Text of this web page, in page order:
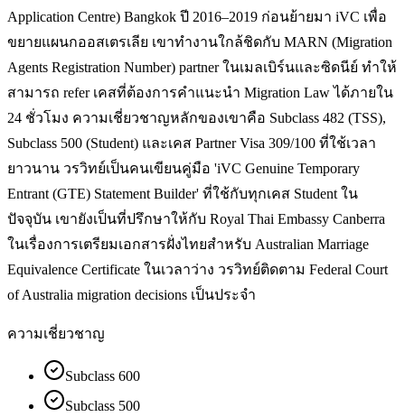
Application Centre) Bangkok ปี 2016–2019 ก่อนย้ายมา iVC เพื่อ
ขยายแผนกออสเตรเลีย เขาทำงานใกล้ชิดกับ MARN (Migration
Agents Registration Number) partner ในเมลเบิร์นและซิดนีย์ ทำให้
สามารถ refer เคสที่ต้องการคำแนะนำ Migration Law ได้ภายใน
24 ชั่วโมง ความเชี่ยวชาญหลักของเขาคือ Subclass 482 (TSS),
Subclass 500 (Student) และเคส Partner Visa 309/100 ที่ใช้เวลา
ยาวนาน วรวิทย์เป็นคนเขียนคู่มือ 'iVC Genuine Temporary
Entrant (GTE) Statement Builder' ที่ใช้กับทุกเคส Student ใน
ปัจจุบัน เขายังเป็นที่ปรึกษาให้กับ Royal Thai Embassy Canberra
ในเรื่องการเตรียมเอกสารฝั่งไทยสำหรับ Australian Marriage
Equivalence Certificate ในเวลาว่าง วรวิทย์ติดตาม Federal Court
of Australia migration decisions เป็นประจำ
ความเชี่ยวชาญ
Subclass 600
Subclass 500